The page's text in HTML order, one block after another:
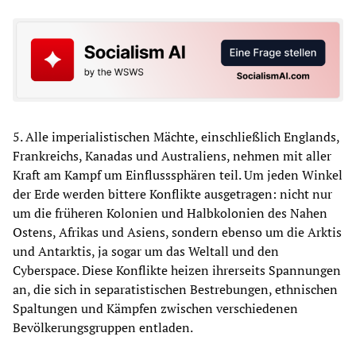
5. Alle imperialistischen Mächte, einschließlich Englands,
Frankreichs, Kanadas und Australiens, nehmen mit aller
Kraft am Kampf um Einflusssphären teil. Um jeden Winkel
der Erde werden bittere Konflikte ausgetragen: nicht nur
um die früheren Kolonien und Halbkolonien des Nahen
Ostens, Afrikas und Asiens, sondern ebenso um die Arktis
und Antarktis, ja sogar um das Weltall und den
Cyberspace. Diese Konflikte heizen ihrerseits Spannungen
an, die sich in separatistischen Bestrebungen, ethnischen
Spaltungen und Kämpfen zwischen verschiedenen
Bevölkerungsgruppen entladen.